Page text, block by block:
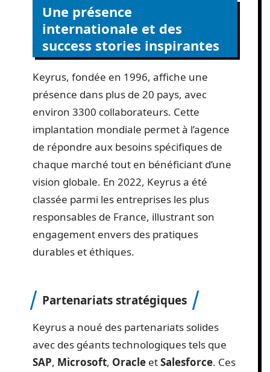
Une présence
internationale et des
success stories inspirantes
Keyrus, fondée en 1996, affiche une
présence dans plus de 20 pays, avec
environ 3300 collaborateurs. Cette
implantation mondiale permet à l’agence
de répondre aux besoins spécifiques de
chaque marché tout en bénéficiant d’une
vision globale. En 2022, Keyrus a été
classée parmi les entreprises les plus
responsables de France, illustrant son
engagement envers des pratiques
durables et éthiques.
Partenariats stratégiques
Keyrus a noué des partenariats solides
avec des géants technologiques tels que
SAP, Microsoft, Oracle etSalesforce. Ces